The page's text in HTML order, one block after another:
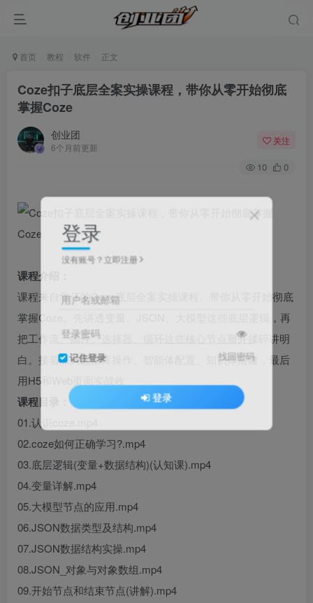
首页 教程 软件 正文
Coze扣子底层全案实操课程，带你从零开始彻底
掌握Coze
创业团
6个月前更新
关注
10 0
课程介绍：
课程来自华仔的Coze底层全案实操课程。带你从零开始彻底
掌握Coze。先讲透变量、JSON、大模型这些底层逻辑，再
把工作流、插件、选择器、循环这些核心节点掰开揉碎讲明
白。接着深入数据库操作、智能体配置、知识库搭建，最后
用H5和Web页面实战收
课程目录：
01.认识coze.mp4
02.coze如何正确学习?.mp4
03.底层逻辑(变量+数据结构)(认知课).mp4
04.变量详解.mp4
05.大模型节点的应用.mp4
06.JSON数据类型及结构.mp4
07.JSON数据结构实操.mp4
08.JSON_对象与对象数组.mp4
09.开始节点和结束节点(讲解).mp4
登录
没有账号？立即注册
用户名或邮箱
登录密码
记住登录 找回密码
登录